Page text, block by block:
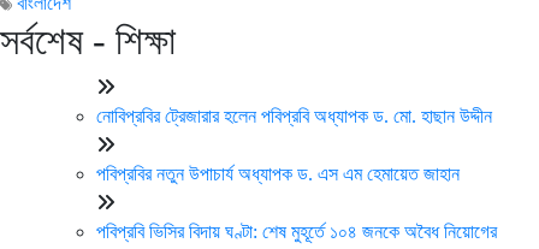
সর্বশেষ - শিক্ষা
নোবিপ্রবির ট্রেজারার হলেন পবিপ্রবি অধ্যাপক ড. মো. হাছান উদ্দীন
পবিপ্রবির নতুন উপাচার্য অধ্যাপক ড. এস এম হেমায়েত জাহান
পবিপ্রবি ভিসির বিদায় ঘণ্টা: শেষ মুহূর্তে ১০৪ জনকে অবৈধ নিয়োগের